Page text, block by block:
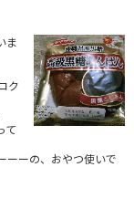
ま
ク
て
ーーの、おやつ使いで